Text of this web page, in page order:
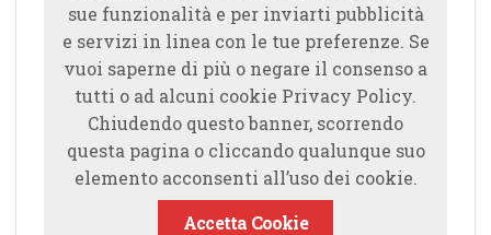
sue funzionalità e per inviarti pubblicità
e servizi in linea con le tue preferenze. Se
vuoi saperne di più o negare il consenso a
tutti o ad alcuni cookie Privacy Policy.
Chiudendo questo banner, scorrendo
questa pagina o cliccando qualunque suo
elemento acconsenti all’uso dei cookie.
Accetta Cookie